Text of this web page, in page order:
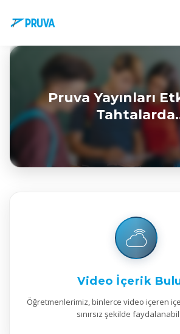
Öğretmenlerimiz İçin
Tahtalardayız.
Pruva Yayınları
Video İçerik
Öğretmenlerimiz, binlerce video içeren
sınırsız şekilde